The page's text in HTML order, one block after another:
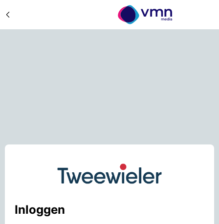
Inloggen